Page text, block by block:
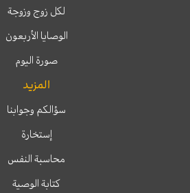
لكل زوج وزوجة
الوصايا الأربعون
صورة اليوم
المزيد
سؤالكم وجوابنا
إستخارة
محاسبة النفس
كتابة الوصية